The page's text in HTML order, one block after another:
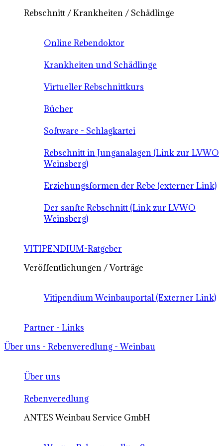
Rebschnitt / Krankheiten / Schädlinge
Online Rebendoktor
Krankheiten und Schädlinge
Virtueller Rebschnittkurs
Bücher
Software - Schlagkartei
Rebschnitt in Junganalagen (Link zur LVWO
Weinsberg)
Erziehungsformen der Rebe (externer Link)
Der sanfte Rebschnitt (Link zur LVWO
Weinsberg)
VITIPENDIUM-Ratgeber
Veröffentlichungen / Vorträge
Vitipendium Weinbauportal (Externer Link)
Partner - Links
Über uns - Rebenveredlung - Weinbau
Über uns
Rebenveredlung
ANTES Weinbau Service GmbH